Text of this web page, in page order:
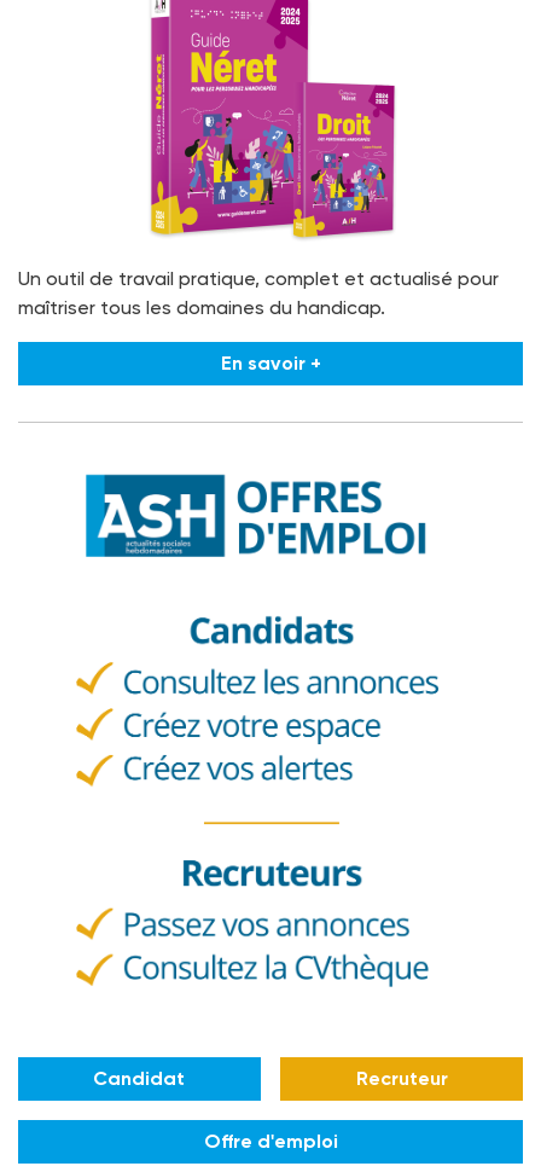
Un outil de travail pratique, complet et actualisé pour
maîtriser tous les domaines du handicap.
En savoir +
Candidat Recruteur
Offre d'emploi